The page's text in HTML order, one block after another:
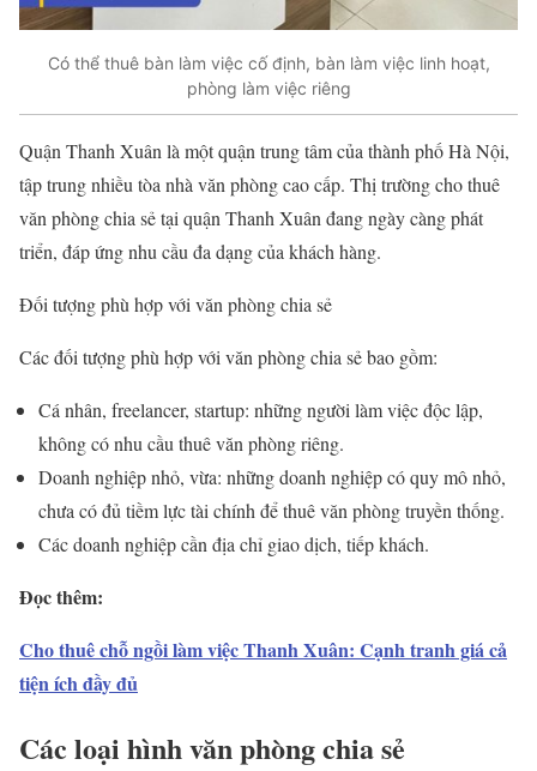
Có thể thuê bàn làm việc cố định, bàn làm việc linh hoạt,
phòng làm việc riêng
Quận Thanh Xuân là một quận trung tâm của thành phố Hà Nội,
tập trung nhiều tòa nhà văn phòng cao cấp. Thị trường cho thuê
văn phòng chia sẻ tại quận Thanh Xuân đang ngày càng phát
triển, đáp ứng nhu cầu đa dạng của khách hàng.
Đối tượng phù hợp với văn phòng chia sẻ
Các đối tượng phù hợp với văn phòng chia sẻ bao gồm:
Cá nhân, freelancer, startup: những người làm việc độc lập,
không có nhu cầu thuê văn phòng riêng.
Doanh nghiệp nhỏ, vừa: những doanh nghiệp có quy mô nhỏ,
chưa có đủ tiềm lực tài chính để thuê văn phòng truyền thống.
Các doanh nghiệp cần địa chỉ giao dịch, tiếp khách.
Đọc thêm:
Cho thuê chỗ ngồi làm việc Thanh Xuân: Cạnh tranh giá cả
tiện ích đầy đủ
Các loại hình văn phòng chia sẻ